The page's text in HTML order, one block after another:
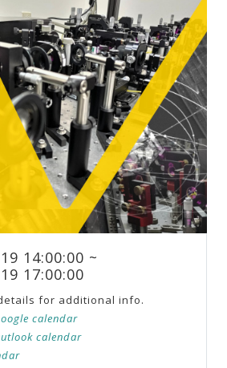
14:00:00 ~
17:00:00
for additional info.
calendar
calendar